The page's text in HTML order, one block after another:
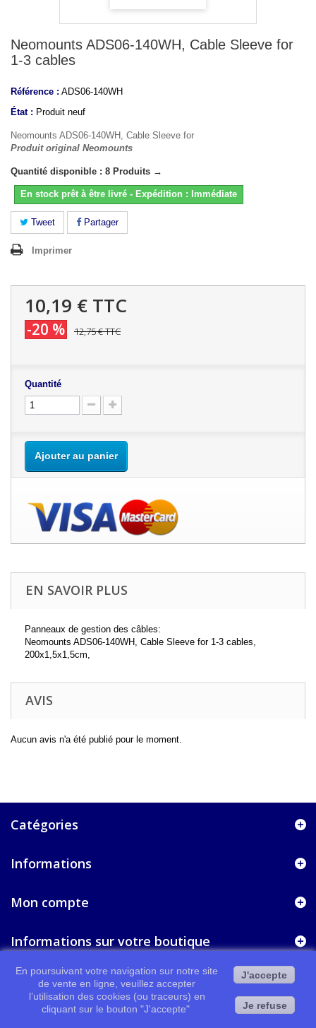
Neomounts ADS06-140WH, Cable Sleeve for
1-3 cables
Référence : ADS06-140WH
État : Produit neuf
Neomounts ADS06-140WH, Cable Sleeve for
Produit original Neomounts
Quantité disponible : 8 Produits →
En stock prêt à être livré - Expédition : Immédiate
Tweet Partager
Imprimer
10,19 € TTC
-20 % 12,75 €TTC
Quantité
Ajouter au panier
EN SAVOIR PLUS
Panneaux de gestion des câbles:
Neomounts ADS06-140WH, Cable Sleeve for 1-3 cables,
200x1,5x1,5cm,
AVIS
Aucun avis n'a été publié pour le moment.
Catégories
Informations
Mon compte
Informations sur votre boutique
En poursuivant votre navigation sur notre site
de vente en ligne, veuillez accepter
l’utilisation des cookies (ou traceurs) en
cliquant sur le bouton "J'accepte"
J'accepte
Je refuse